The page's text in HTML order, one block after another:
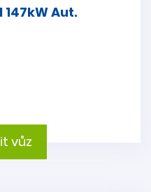
147kW Aut.
vůz